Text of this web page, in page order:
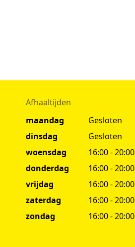
Afhaaltijden
maandag
Gesloten
dinsdag
Gesloten
woensdag
16:00 - 20:00
donderdag
16:00 - 20:00
vrijdag
16:00 - 20:00
zaterdag
16:00 - 20:00
zondag
16:00 - 20:00